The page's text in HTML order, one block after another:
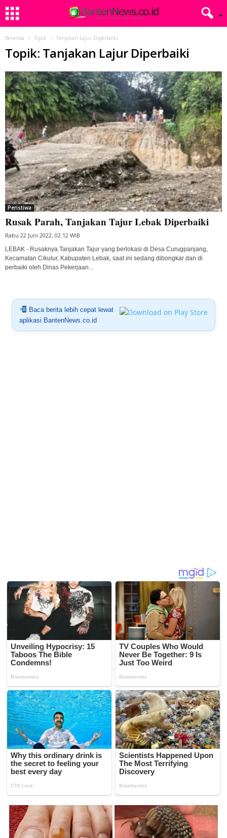
Beranda Topik Tanjakan Lajur Diperbaiki
Topik: Tanjakan Lajur Diperbaiki
Peristiwa
Rusak Parah, Tanjakan Tajur Lebak Diperbaiki
Rabu 22 Juni 2022, 02:12 WIB
LEBAK - Rusaknya Tanjakan Tajur yang berlokasi di Desa Curugpanjang,
Kecamatan Cikulur, Kabupaten Lebak, saat ini sedang dibongkar dan di
perbaiki oleh Dinas Pekerjaan...
Baca berita lebih cepat lewat
aplikasi BantenNews.co.id